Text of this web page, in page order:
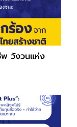
พ วังวนแห่ง